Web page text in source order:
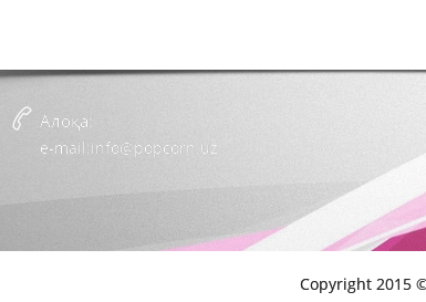
Алоқа:
e-mail:info@popcorn.uz
Copyright 2015